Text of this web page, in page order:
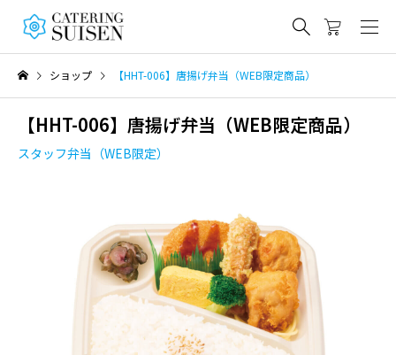
ショップ 【HHT-006】唐揚げ弁当（WEB限定商品）
【HHT-006】唐揚げ弁当（WEB限定商品）
スタッフ弁当（WEB限定）